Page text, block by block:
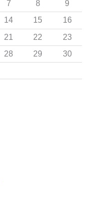
7 8
9
14 15
16
21 22
23
28 29
30